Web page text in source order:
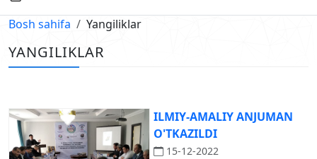
Bosh sahifa Yangiliklar
YANGILIKLAR
ILMIY-АMАLIY АNJUMАN
O'TKAZILDI
15-12-2022